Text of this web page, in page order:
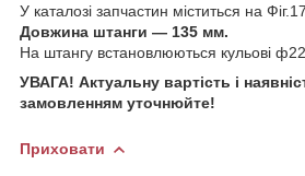
У каталозі запчастин міститься на
Довжина штанги — 135 мм.
На штангу встановлюються кульові
УВАГА! Актуальну вартість і
замовленням уточнюйте!
Приховати